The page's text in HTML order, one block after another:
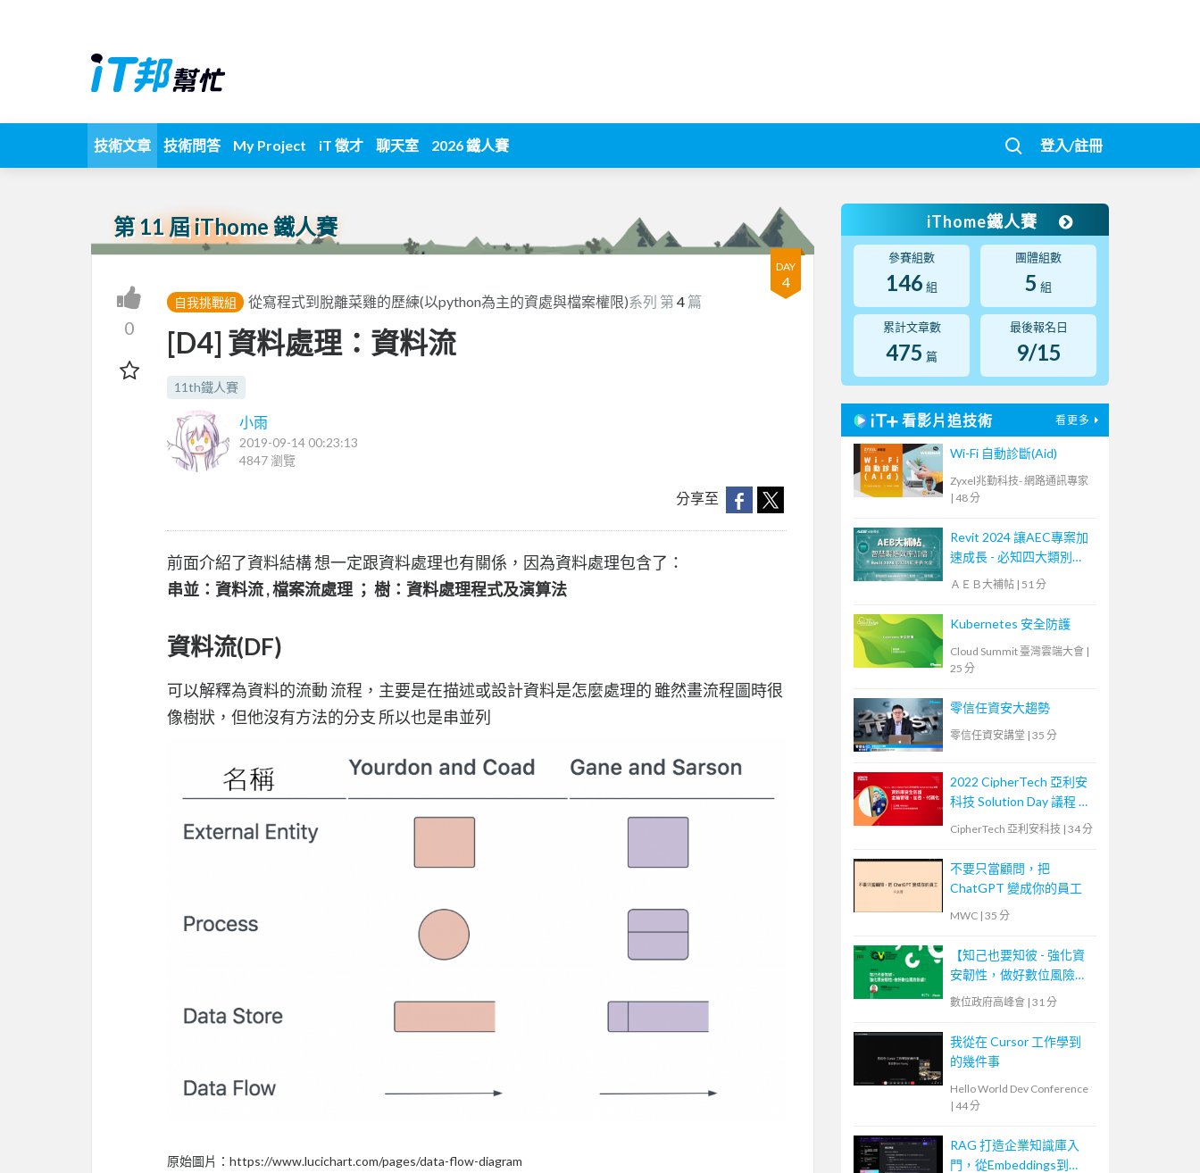
技術文章 技術問答 My Project iT 徵才 聊天室 2026 鐵人賽 登入/註冊
第 11 屆 iThome 鐵人賽
DAY
4
0
自我挑戰組 從寫程式到脫離菜雞的歷練(以python為主的資處與檔案權限)系列 第4 篇
[D4] 資料處理：資料流
11th鐵人賽
小雨
2019-09-14 00:23:13
4847 瀏覽
分享至
前面介紹了資料結構 想一定跟資料處理也有關係，因為資料處理包含了：
串並：資料流 , 檔案流處理 ； 樹：資料處理程式及演算法
資料流(DF)
可以解釋為資料的流動 流程，主要是在描述或設計資料是怎麼處理的 雖然畫流程圖時很
像樹狀，但他沒有方法的分支 所以也是串並列
原始圖片：https://www.lucichart.com/pages/data-flow-diagram
iThome鐵人賽
參賽組數
146 組
團體組數
5 組
累計文章數
475 篇
最後報名日
9/15
看影片追技術 看更多
Wi-Fi 自動診斷(Aid)
Zyxel兆勤科技- 網路通訊專家
| 48 分
Revit 2024 讓AEC專案加
速成長 - 必知四大類別功
能更新！【宏碁資訊網路
ＡＥＢ大補帖 | 51 分
Kubernetes 安全防護
Cloud Summit 臺灣雲端大會 |
25 分
零信任資安大趨勢
零信任資安講堂 | 35 分
2022 CipherTech 亞利安
科技 Solution Day 議程 —
資料庫安全防護，金鑰管
CipherTech 亞利安科技 | 34 分
不要只當顧問，把
ChatGPT 變成你的員工
MWC | 35 分
【知己也要知彼 - 強化資
安韌性，做好數位風險防
護！】
數位政府高峰會 | 31 分
我從在 Cursor 工作學到
的幾件事
Hello World Dev Conference
| 44 分
RAG 打造企業知識庫入
門，從Embeddings到